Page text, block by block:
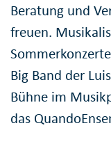
Beratung und
freuen.
Big Band der
Bühne im
das